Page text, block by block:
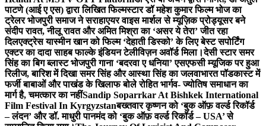
पाटणे (आई ए एस) द्वारा लिखित फिल्मस्टार डॉ महेश कुमार फिल्म भोज का
ट्रेलर भोजपुरी समाज ने सराहाएयर वाइस मार्शल से म्यूज़िक प्रोड्यूसर बने
संदीप रावत, नीलू रावत और अमित मिश्रा का ‘असर ये तेरा’ जीत रहा
दिलएक्ट्रेस यास्मीन खान को फिल्म ‘देहाती डिस्को’ के लिए बेस्ट सपोर्टिंग
एक्टर का दादा साहब फाल्के इंडियन टेलीविज़न अवॉर्ड मिला।देसी स्टार समर
सिंह का बिग ब्लास्ट भोजपुरी गाना ‘बदरवा ए धनिया’ एसएफसी म्यूजिक पर हुआ
रिलीज, बारिश में दिखा समर सिंह और आस्था सिंह का जलवाभारत पॉडकास्ट में
फर्जी बाबाओं और पाखंड के खिलाफ बोले रोहित भार्गव- ज्योतिष समाधान का
मार्ग है, चमत्कार का नहींSandip Soparrkar At Bishkek International
Film Festival In Kyrgyzstanबख्तवार कृष्णन को ‘बुक ऑफ़ वर्ल्ड रिकॉर्ड
– लंदन’ और डॉ. माधुरी पानमंद को ‘बुक ऑफ़ वर्ल्ड रिकॉर्ड – USA’ से